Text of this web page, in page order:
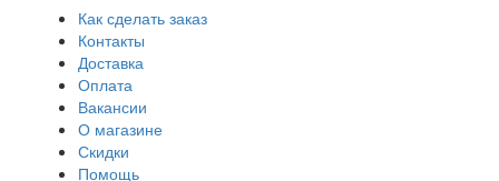
Как сделать заказ
Контакты
Доставка
Оплата
Вакансии
О магазине
Скидки
Помощь